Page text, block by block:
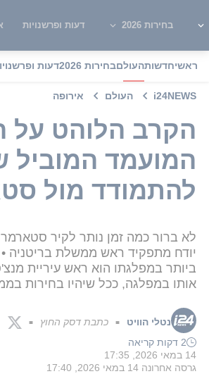
בחירות 2026 דעות ופרשנויות
ראשיחדשותהעולםבחירות 2026 דעות
i24NEWS העולם אירופה
הקרב הלוהט על
המועמד המוביל
להתמודד מול
לא ברור כמה זמן נותר לקיר
יודח מתפקיד ראש ממשלת בריטניה
ביותר במפלגתו הוא ראש עיריית
אותו במפלגה, ככל שיהיו בחירות
נטלי הוויט ■ כתבת דסק החוץ ■
2 דקות קריאה
14 במאי 2026, 17:35
גרסה אחרונה 14 במאי 2026, 17:40